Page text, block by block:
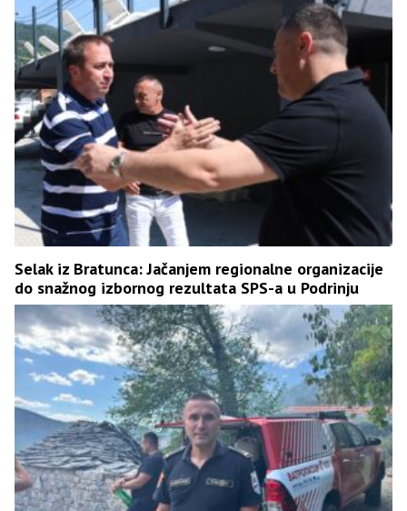
Selak iz Bratunca: Jačanjem regionalne organizacije
do snažnog izbornog rezultata SPS-a u Podrinju